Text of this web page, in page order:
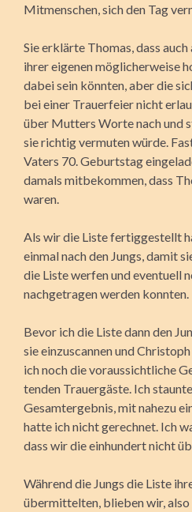
Mitmenschen, sich den Tag
Sie erklärte Thomas, dass
ihrer eigenen möglicherweise
dabei sein könn­ten, aber die
bei einer Trauerfeier nicht
über Mutters Worte nach und
sie richtig vermuten würde.
Vaters 70. Geburtstag
damals mitbekommen, dass
waren.
Als wir die Liste fertiggestellt
einmal nach den Jungs, damit
die Liste werfen und eventuell
nachgetragen werden konnten.
Bevor ich die Liste dann den
sie einzuscannen und
ich noch die voraussichtliche
tenden Trauergäste. Ich
Gesamt­ergebnis, mit nahezu
hatte ich nicht gerechnet. Ich
dass wir die einhundert nicht
Während die Jungs die Liste
übermittelten, blieben wir,